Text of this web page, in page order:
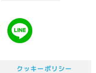
クッキーポリシー